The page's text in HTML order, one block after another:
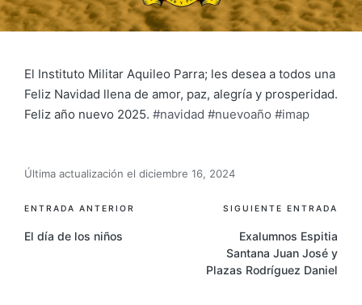
El Instituto Militar Aquileo Parra; les desea a todos una
Feliz Navidad llena de amor, paz, alegría y prosperidad.
Feliz año nuevo 2025. #navidad #nuevoaño #imap
Última actualización el diciembre 16, 2024
ENTRADA ANTERIOR
El día de los niños
SIGUIENTE ENTRADA
Exalumnos Espitia
Santana Juan José y
Plazas Rodríguez Daniel